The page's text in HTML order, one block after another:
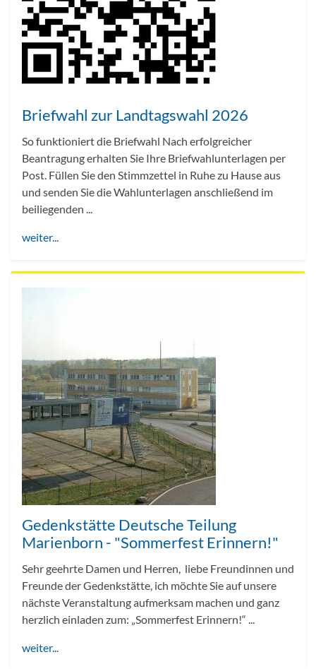
Briefwahl zur Landtagswahl 2026
So funktioniert die Briefwahl Nach erfolgreicher
Beantragung erhalten Sie Ihre Briefwahlunterlagen per
Post. Füllen Sie den Stimmzettel in Ruhe zu Hause aus
und senden Sie die Wahlunterlagen anschließend im
beiliegenden ...
weiter...
Gedenkstätte Deutsche Teilung
Marienborn - "Sommerfest Erinnern!"
Sehr geehrte Damen und Herren, liebe Freundinnen und
Freunde der Gedenkstätte, ich möchte Sie auf unsere
nächste Veranstaltung aufmerksam machen und ganz
herzlich einladen zum: „Sommerfest Erinnern!“ ...
weiter...